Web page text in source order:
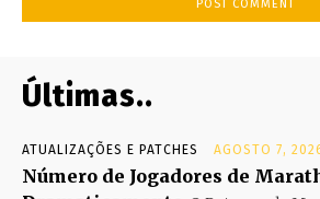
Últimas..
ATUALIZAÇÕES E PATCHES AGOSTO 7,
Número de Jogadores de